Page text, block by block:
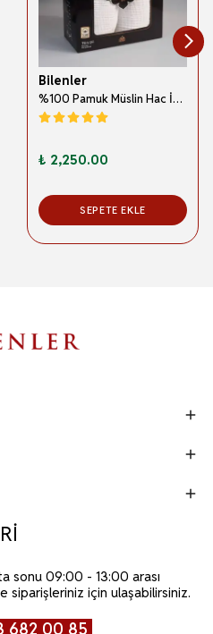
Bilenler
%100 Pamuk Müslin Hac İhramı – Hafif; Dikişsiz ve Antibakteriyel
₺ 2,250.00
SEPETE EKLE
sonu 09:00 - 13:00 arası
için ulaşabilirsiniz.
682 00 85